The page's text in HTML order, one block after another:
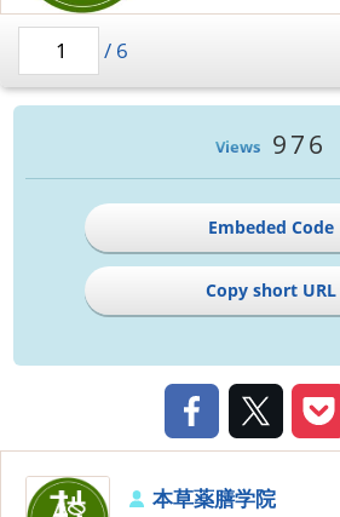
/ 6
Views 976
Embeded Code
Copy short URL
本草薬膳学院